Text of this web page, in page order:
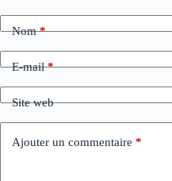
Nom*
E-mail*
Site web
Ajouter un commentaire *
r
n
a
v
e